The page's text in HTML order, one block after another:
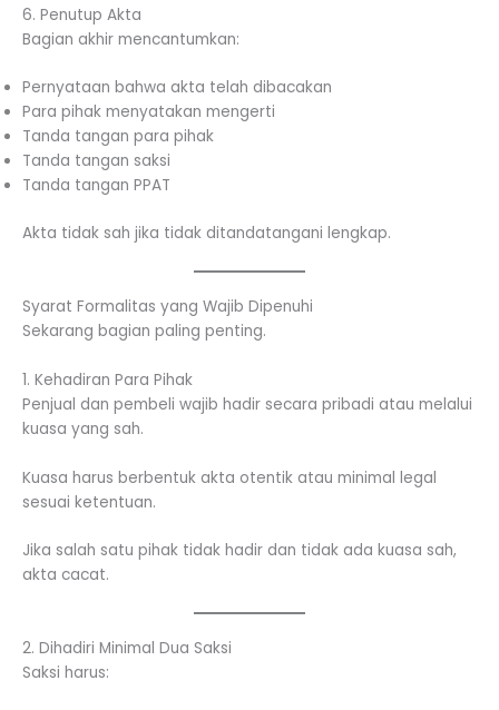
6. Penutup Akta
Bagian akhir mencantumkan:
Pernyataan bahwa akta telah dibacakan
Para pihak menyatakan mengerti
Tanda tangan para pihak
Tanda tangan saksi
Tanda tangan PPAT
Akta tidak sah jika tidak ditandatangani lengkap.
Syarat Formalitas yang Wajib Dipenuhi
Sekarang bagian paling penting.
1. Kehadiran Para Pihak
Penjual dan pembeli wajib hadir secara pribadi atau melalui
kuasa yang sah.
Kuasa harus berbentuk akta otentik atau minimal legal
sesuai ketentuan.
Jika salah satu pihak tidak hadir dan tidak ada kuasa sah,
akta cacat.
2. Dihadiri Minimal Dua Saksi
Saksi harus: